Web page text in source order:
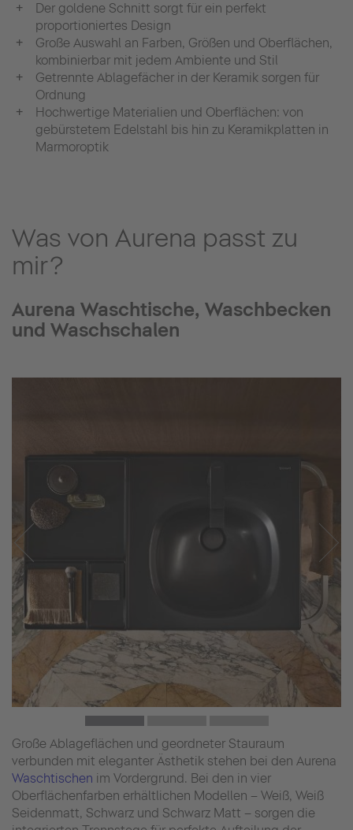
Der goldene Schnitt sorgt für ein perfekt
proportioniertes Design
Große Auswahl an Farben, Größen und Oberflächen,
kombinierbar mit jedem Ambiente und Stil
Getrennte Ablagefächer in der Keramik sorgen für
Ordnung
Hochwertige Materialien und Oberflächen: von
gebürstetem Edelstahl bis hin zu Keramikplatten in
Marmoroptik
Was von Aurena passt zu
mir?
Aurena Waschtische, Waschbecken
und Waschschalen
Große Ablageflächen und geordneter Stauraum
verbunden mit eleganter Ästhetik stehen bei den Aurena
Waschtischen im Vordergrund. Bei den in vier
Oberflächenfarben erhältlichen Modellen – Weiß, Weiß
Seidenmatt, Schwarz und Schwarz Matt – sorgen die